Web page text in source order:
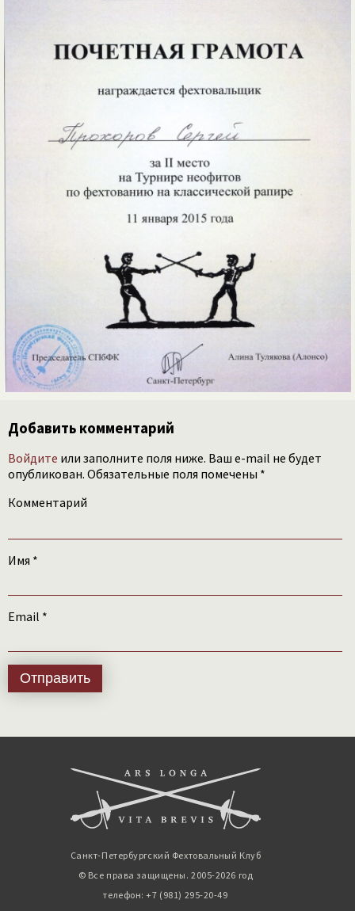
Добавить комментарий
Войдите или заполните поля ниже. Ваш e-mail не будет
опубликован. Обязательные поля помечены *
Комментарий
Имя *
Email *
Санкт-Петербургский Фехтовальный Клуб
© Все права защищены. 2005-2026 год
телефон: +7 (981) 295-20-49